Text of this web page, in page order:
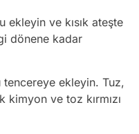
ekleyin ve kısık ateşte
dönene kadar
tencereye ekleyin. Tuz,
ve toz kırmızı